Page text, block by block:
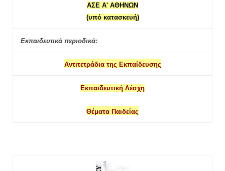
ΑΣΕ Α' ΑΘΗΝΩΝ
(υπό κατασκευή)
Εκπαιδευτικά περιοδικά:
Αντιτετράδια της Εκπαίδευσης
Εκπαιδευτική Λέσχη
Θέματα Παιδείας